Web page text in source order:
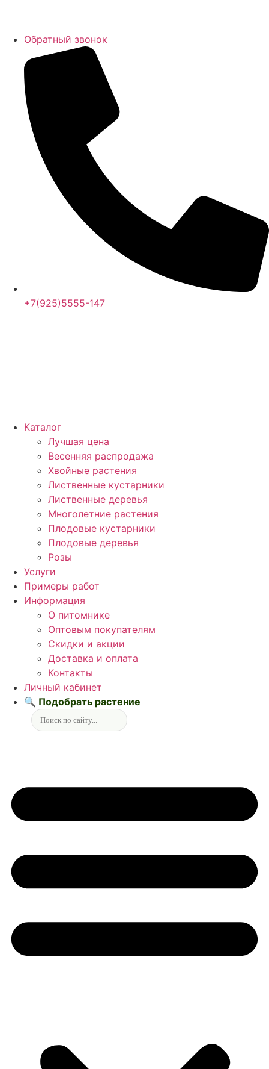
Обратный звонок
+7(925)5555-147
Каталог
Лучшая цена
Весенняя распродажа
Хвойные растения
Лиственные кустарники
Лиственные деревья
Многолетние растения
Плодовые кустарники
Плодовые деревья
Розы
Услуги
Примеры работ
Информация
О питомнике
Оптовым покупателям
Скидки и акции
Доставка и оплата
Контакты
Личный кабинет
🔍 Подобрать растение